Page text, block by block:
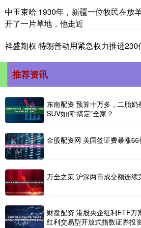
中玉束哈 1930年，新疆一位牧民在放
开了一片草地，他走近
祥盛期权 特朗普动用紧急权力推进230
推荐资讯
东南配资 预算十万多，二胎
SUV如何“搞定”全家？
金股配资网 美国签证费暴涨
万全之策 沪深两市成交额连
财盘配资 港股央企红利ETF万
红利交易型开放式指数证券投